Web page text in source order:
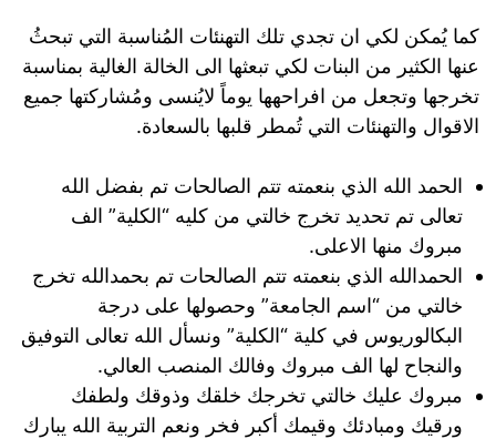
كما يُمكن لكي ان تجدي تلك التهنئات المُناسبة التي تبحثُ
عنها الكثير من البنات لكي تبعثها الى الخالة الغالية بمناسبة
تخرجها وتجعل من افراحهها يوماً لايُنسى ومُشاركتها جميع
الاقوال والتهنئات التي تُمطر قلبها بالسعادة.
الحمد الله الذي بنعمته تتم الصالحات تم بفضل الله
تعالى تم تحديد تخرج خالتي من كليه “الكلية” الف
مبروك منها الاعلى.
الحمدالله الذي بنعمته تتم الصالحات تم بحمدالله تخرج
خالتي من “اسم الجامعة” وحصولها على درجة
البكالوريوس في كلية “الكلية” ونسأل الله تعالى التوفيق
والنجاح لها الف مبروك وفالك المنصب العالي.
مبروك عليك خالتي تخرجك خلقك وذوقك ولطفك
ورقيك ومبادئك وقيمك أكبر فخر ونعم التربية الله يبارك